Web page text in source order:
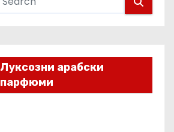
Луксозни арабски
парфюми